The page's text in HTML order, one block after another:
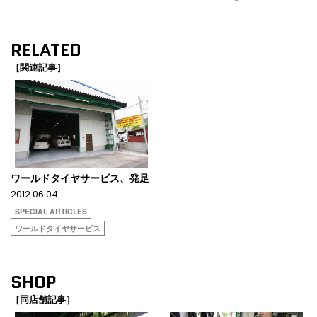
RELATED
［関連記事］
ワールドタイヤサービス、発足
2012.06.04
SPECIAL ARTICLES
ワールドタイヤサービス
SHOP
［同店舗記事］